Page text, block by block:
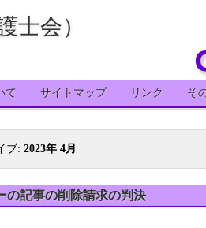
会）
て サイトマップ リンク そ
ブ: 2023年 4月
の記事の削除請求の判決